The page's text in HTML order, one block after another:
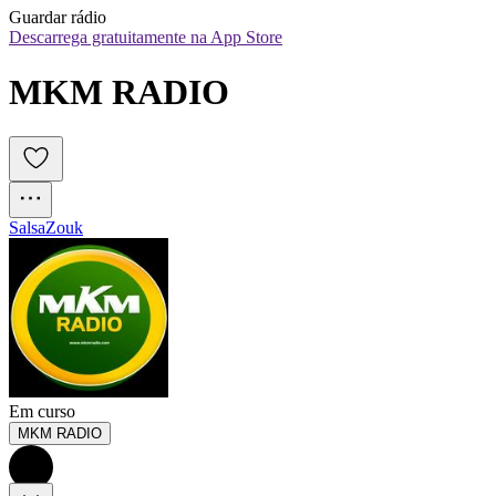
Guardar rádio
Descarrega gratuitamente na App Store
MKM RADIO
SalsaZouk
Em curso
MKM RADIO